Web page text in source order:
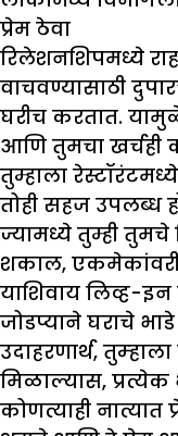
प्रेम ठेवा
रिलेशनशिपमध्ये
वाचवण्यासाठी
घरीच करतात. यामुळे
आणि तुमचा खर्चही
तुम्हाला
तोही सहज उपलब्ध
ज्यामध्ये तुम्ही
शकाल,
याशिवाय लिव्ह-इन
जोडप्याने घराचे
उदाहरणार्थ,
मिळाल्यास, प्रत्येक
कोणत्याही